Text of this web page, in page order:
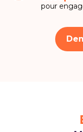
pour